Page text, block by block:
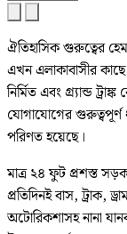
ঐতিহাসিক গুরুত্বের
এখন এলাকাবাসীর
নির্মিত এবং গ্র্যান্ড
যোগাযোগের গুরুত্বপূর্ণ
পরিণত হয়েছে।
মাত্র ২৪ ফুট প্রশস্ত
প্রতিদিনই বাস, ট্রাক,
অটোরিকশাসহ নানা